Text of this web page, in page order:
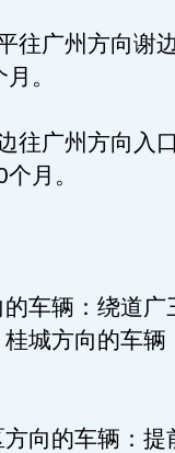
广州方向谢
。
广州方向入
月。
车辆：绕道广
城方向的车辆
向的车辆：提